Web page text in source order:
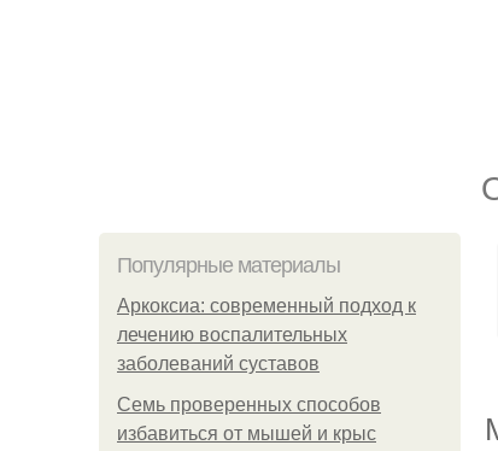
Популярные материалы
Аркоксиа: современный подход к
лечению воспалительных
заболеваний суставов
Семь проверенных способов
избавиться от мышей и крыс